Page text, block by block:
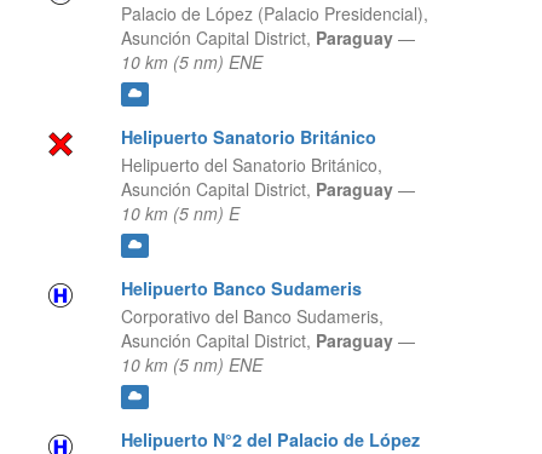
Palacio de López (Palacio Presidencial),
Asunción Capital District, Paraguay —
10 km (5 nm) ENE
Helipuerto Sanatorio Británico
Helipuerto del Sanatorio Británico,
Asunción Capital District, Paraguay —
10 km (5 nm) E
Helipuerto Banco Sudameris
Corporativo del Banco Sudameris,
Asunción Capital District, Paraguay —
10 km (5 nm) ENE
Helipuerto N°2 del Palacio de López